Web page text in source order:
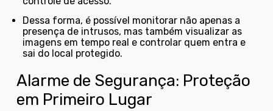
Dessa forma, é possível monitorar não apenas a
presença de intrusos, mas também visualizar as
imagens em tempo real e controlar quem entra e
sai do local protegido.
Alarme de Segurança: Proteção
em Primeiro Lugar